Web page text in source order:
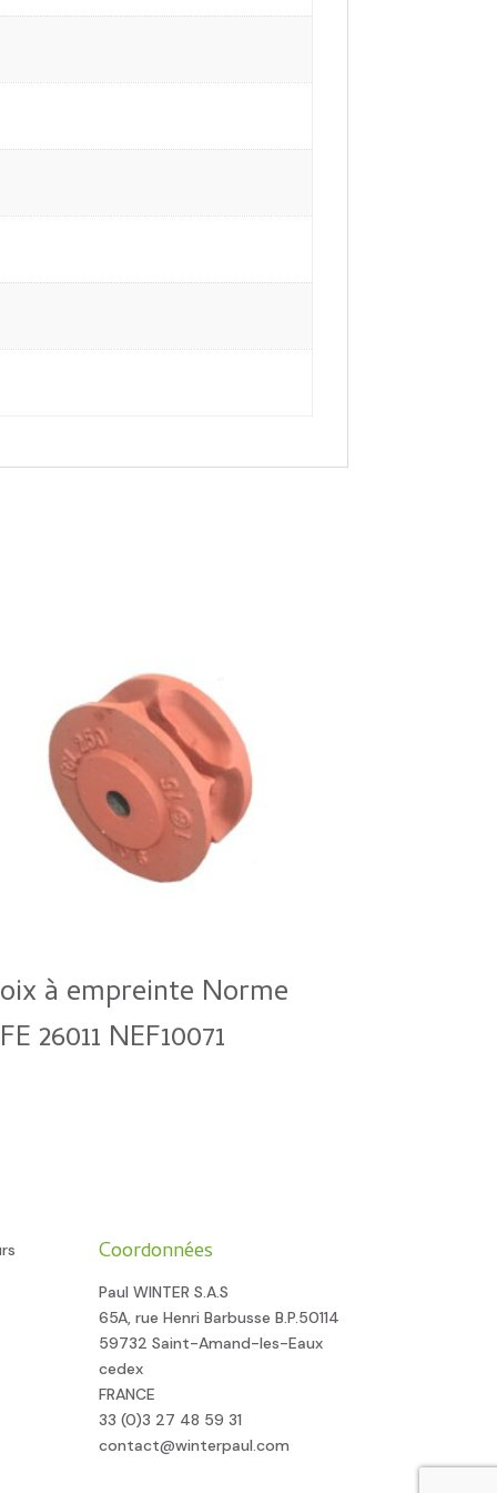
à empreinte Norme
26011 NEF10071
Coordonnées
Paul WINTER S.A.S
65A, rue Henri Barbusse B.P.50114
59732 Saint-Amand-les-Eaux
cedex
FRANCE
33 (0)3 27 48 59 31
contact@winterpaul.com